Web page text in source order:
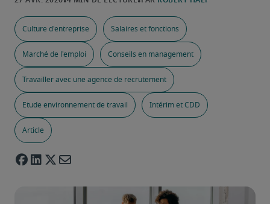
Culture d'entreprise Salaires et fonctions
Marché de l'emploi Conseils en management
Travailler avec une agence de recrutement
Etude environnement de travail Intérim et CDD
Article